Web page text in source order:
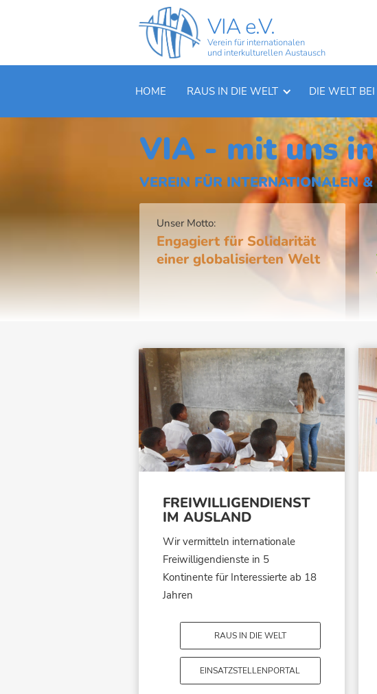
VIA e.V.
Verein für internationalen
und interkulturellen Austausch
HOME RAUS IN DIE WELT DIE WELT
VIA - mit uns
VEREIN FÜR INTERNATIONALEN
Unser Motto:
Engagiert für Solidarität
einer globalisierten Welt
FREIWILLIGENDIENST
IM AUSLAND
Wir vermitteln internationale
Freiwilligendienste in 5
Kontinente für Interessierte ab 18
Jahren
RAUS IN DIE WELT
EINSATZSTELLENPORTAL